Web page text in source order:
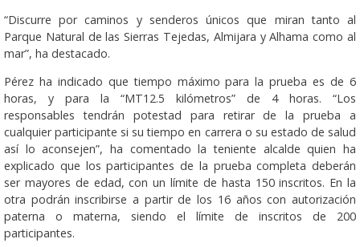
“Discurre por caminos y senderos únicos que miran tanto al
Parque Natural de las Sierras Tejedas, Almijara y Alhama como al
mar”, ha destacado.
Pérez ha indicado que tiempo máximo para la prueba es de 6
horas, y para la “MT12.5 kilómetros” de 4 horas. “Los
responsables tendrán potestad para retirar de la prueba a
cualquier participante si su tiempo en carrera o su estado de salud
así lo aconsejen”, ha comentado la teniente alcalde quien ha
explicado que los participantes de la prueba completa deberán
ser mayores de edad, con un límite de hasta 150 inscritos. En la
otra podrán inscribirse a partir de los 16 años con autorización
paterna o materna, siendo el límite de inscritos de 200
participantes.